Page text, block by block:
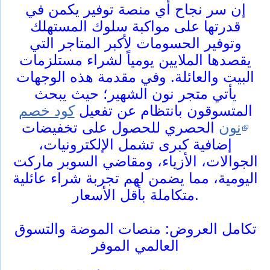
إن سر نجاح أي منصة توفير يكمن في
قدرتها على مواكبة سلوك المستهلك
وتوفير الحسومات لأكبر المتاجر التي
يقصدها الملايين يومياً لشراء مستلزمات
البيت والعائلة. وفي مقدمة هذه الوجهات
يأتي متجر نون الشهير؛ حيث يبحث
المتسوقون بانتظام عن تفعيلكود خصم
نون الحصري للحصول على تخفيضات
إضافية كبرى تشمل الإلكترونيات،
الجوالات، الأزياء، ومقاضي السوبر ماركت
اليومية، مما يضمن لهم تجربة شراء عائلية
متكاملة بأقل الأسعار.
تكامل العروض: منصات الموضة والتسوق
العالمي الموفر